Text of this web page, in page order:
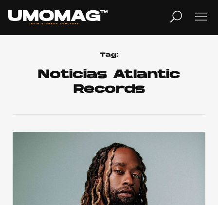
TV
Home
Tag:
Noticias Atlantic
Records